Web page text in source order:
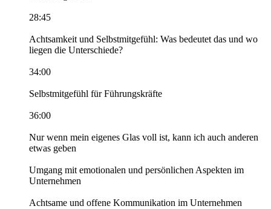
28:45
Achtsamkeit und Selbstmitgefühl: Was bedeutet das und wo
liegen die Unterschiede?
34:00
Selbstmitgefühl für Führungskräfte
36:00
Nur wenn mein eigenes Glas voll ist, kann ich auch anderen
etwas geben
Umgang mit emotionalen und persönlichen Aspekten im
Unternehmen
Achtsame und offene Kommunikation im Unternehmen